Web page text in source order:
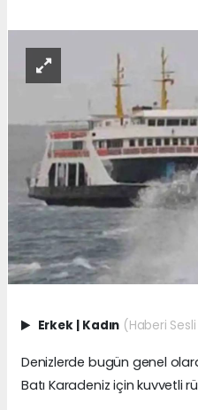
Erkek | Kadın (Haberi
Denizlerde bugün genel
Batı Karadeniz için kuvvetli